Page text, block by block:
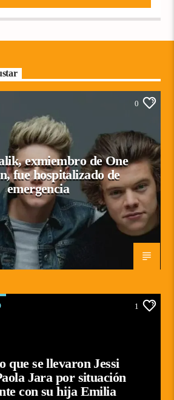
0
exmiembro de One
fue hospitalizado de
emergencia
1
que se llevaron Jessi
Jara por situación
con su hija Emilia